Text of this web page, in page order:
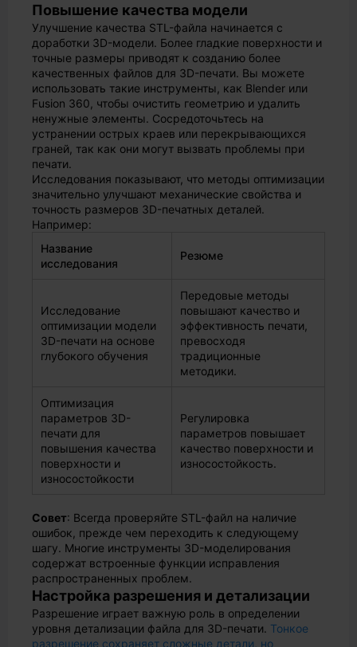
Повышение качества модели
Улучшение качества STL-файла начинается с
доработки 3D-модели. Более гладкие поверхности и
точные размеры приводят к созданию более
качественных файлов для 3D-печати. Вы можете
использовать такие инструменты, как Blender или
Fusion 360, чтобы очистить геометрию и удалить
ненужные элементы. Сосредоточьтесь на
устранении острых краев или перекрывающихся
граней, так как они могут вызвать проблемы при
печати.
Исследования показывают, что методы оптимизации
значительно улучшают механические свойства и
точность размеров 3D-печатных деталей.
Например:
Название
исследования
Резюме
Исследование
оптимизации модели
3D-печати на основе
глубокого обучения
Передовые методы
повышают качество и
эффективность печати,
превосходя
традиционные
методики.
Оптимизация
параметров 3D-
печати для
повышения качества
поверхности и
износостойкости
Регулировка
параметров повышает
качество поверхности и
износостойкость.
Совет: Всегда проверяйте STL-файл на наличие
ошибок, прежде чем переходить к следующему
шагу. Многие инструменты 3D-моделирования
содержат встроенные функции исправления
распространенных проблем.
Настройка разрешения и детализации
Разрешение играет важную роль в определении
уровня детализации файла для 3D-печати. Тонкое
разрешение сохраняет сложные детали, но